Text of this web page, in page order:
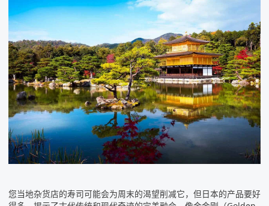
您当地杂货店的寿司可能会为周末的渴望削减它，但日本的产品要好